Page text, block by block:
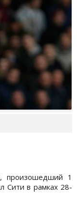
произошедший 1
Сити в рамках 28-